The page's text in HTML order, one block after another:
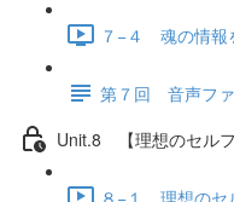
７−４ 魂の情報
第７回 音声フ
Unit.8 【理想のセルフ
８−１ 理想のセ